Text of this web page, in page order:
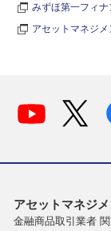
みずほ第一フィ
アセットマネジ
アセットマネジ
金融商品取引業者